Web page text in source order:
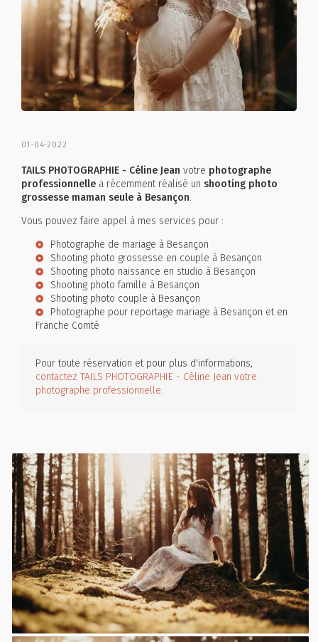
01-04-2022
TAILS PHOTOGRAPHIE - Céline Jean votre photographe
professionnelle a récemment réalisé un shooting photo
grossesse maman seule à Besançon.
Vous pouvez faire appel à mes services pour :
Photographe de mariage à Besançon
Shooting photo grossesse en couple à Besançon
Shooting photo naissance en studio à Besançon
Shooting photo famille à Besançon
Shooting photo couple à Besançon
Photographe pour reportage mariage à Besançon et en
Franche Comté
Pour toute réservation et pour plus d'informations,
contactez TAILS PHOTOGRAPHIE - Céline Jean votre
photographe professionnelle.